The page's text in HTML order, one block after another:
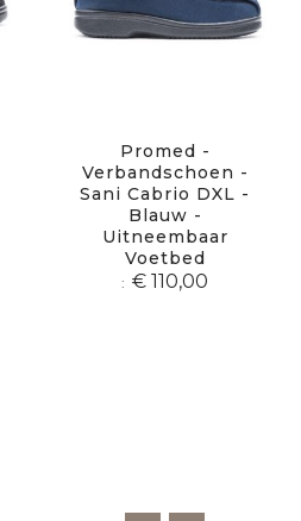
Promed -
Verbandschoen -
Sani Cabrio DXL -
Blauw -
Uitneembaar
Voetbed
€ 110,00